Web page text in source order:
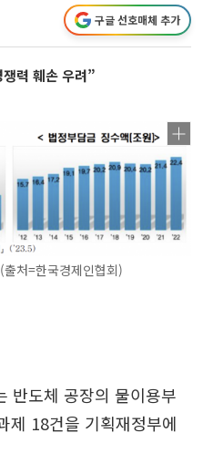
구글 선호매체 추가
력 훼손 우려”
처=한국경제인협회)
반도체 공장의 물이용부
제 18건을 기획재정부에